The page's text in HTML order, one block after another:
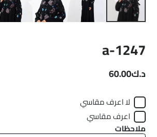
a-1247
د.ك60.00
لا اعرف مقاسي
اعرف مقاسي
ملاحظات